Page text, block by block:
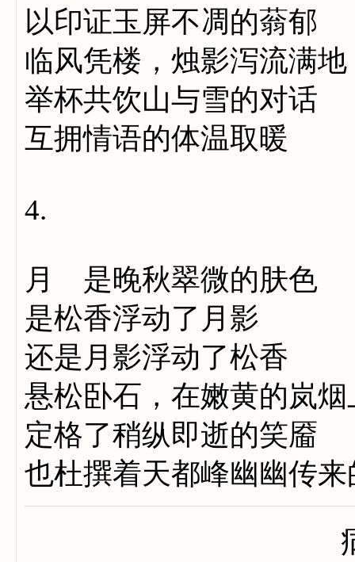
以印证玉屏不凋的蓊郁
临风凭楼，烛影泻流满地
举杯共饮山与雪的对话
互拥情语的体温取暖
4.
月 是晚秋翠微的肤色
是松香浮动了月影
还是月影浮动了松香
悬松卧石，在嫩黄的岚烟
定格了稍纵即逝的笑靥
也杜撰着天都峰幽幽传来